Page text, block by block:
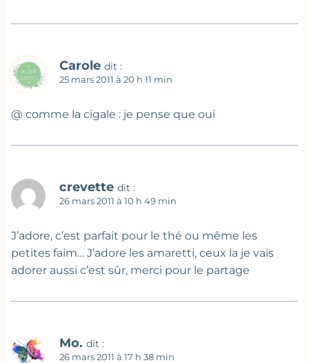
Carole dit :
25 mars 2011 à 20 h 11 min
@ comme la cigale : je pense que oui
crevette dit :
26 mars 2011 à 10 h 49 min
J’adore, c’est parfait pour le thé ou même les
petites faim… J’adore les amaretti, ceux la je vais
adorer aussi c’est sûr, merci pour le partage
Mo. dit :
26 mars 2011 à 17 h 38 min